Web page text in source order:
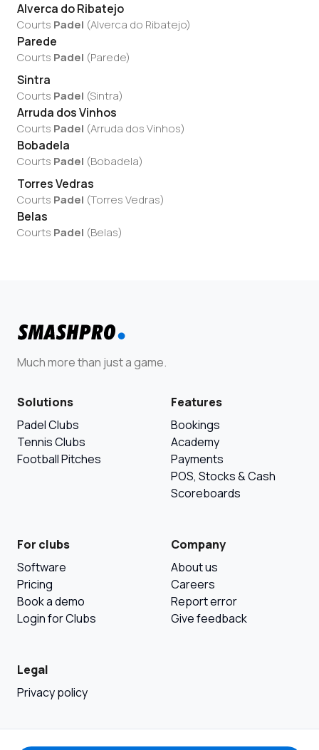
Alverca do Ribatejo
Courts Padel (Alverca do Ribatejo)
Parede
Courts Padel (Parede)
Sintra
Courts Padel (Sintra)
Arruda dos Vinhos
Courts Padel (Arruda dos Vinhos)
Bobadela
Courts Padel (Bobadela)
Torres Vedras
Courts Padel (Torres Vedras)
Belas
Courts Padel (Belas)
Much more than just a game.
Solutions
Padel Clubs
Tennis Clubs
Football Pitches
Features
Bookings
Academy
Payments
POS, Stocks & Cash
Scoreboards
For clubs
Software
Pricing
Book a demo
Login for Clubs
Company
About us
Careers
Report error
Give feedback
Legal
Privacy policy